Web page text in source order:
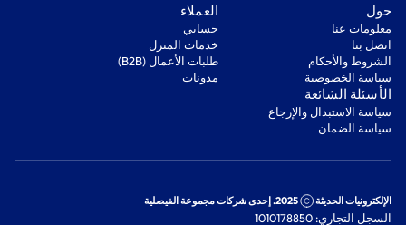
‫حول‬
معلومات عنا
اتصل بنا
‫الشروط والأحكام‬
‫سياسة الخصوصية‬
‫العملاء‬
‫حسابي‬
‫خدمات المنزل‬
‫طلبات الأعمال (B2B)‬
مدونات
‫الأسئلة الشائعة‬
‫سياسة الاستبدال والإرجاع‬
‫سياسة الضمان‬
الإلكترونيات الحديثة 2025. إحدى شركات مجموعة الفيصلية
السجل التجاري: 1010178850